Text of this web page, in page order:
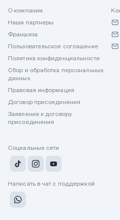
О компании
Наши партнеры
Франшиза
Пользовательское соглашение
Политика конфиденциальности
Сбор и обработка персональных
данных
Правовая информация
Договор присоединения
Заявление к договору
присоединения
Социальные сети
Написать в чат с поддержкой